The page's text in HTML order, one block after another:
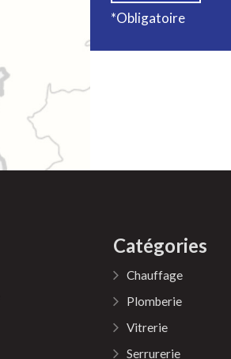
*Obligatoire
Catégories
Chauffage
Plomberie
Vitrerie
Serrurerie